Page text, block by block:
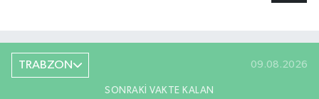
TRABZON 09.08.2026
SONRAKI VAKTE KALAN